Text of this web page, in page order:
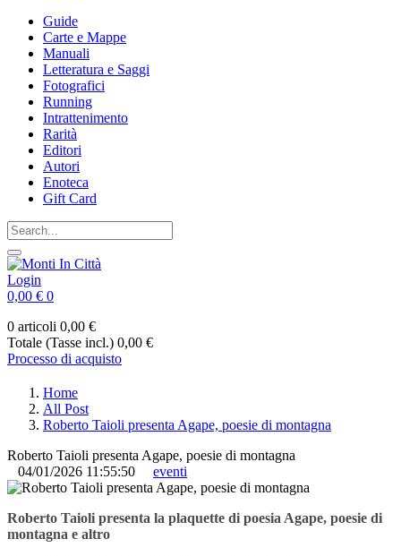
Guide
Carte e Mappe
Manuali
Letteratura e Saggi
Fotografici
Running
Intrattenimento
Rarità
Editori
Autori
Enoteca
Gift Card
Login
0,00 € 0
0 articoli 0,00 €
Totale (Tasse incl.) 0,00 €
Processo di acquisto
Home
All Post
Roberto Taioli presenta Agape, poesie di montagna
Roberto Taioli presenta Agape, poesie di montagna
04/01/2026 11:55:50
eventi
Roberto Taioli presenta la plaquette di poesia Agape, poesie di
montagna e altro